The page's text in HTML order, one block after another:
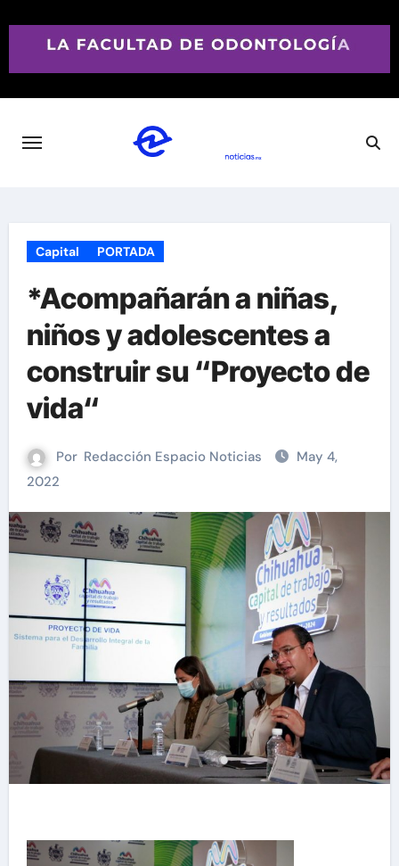
Capital PORTADA
*Acompañarán a niñas,
niños y adolescentes a
construir su “Proyecto de
vida“
Por Redacción Espacio Noticias
May 4,
2022